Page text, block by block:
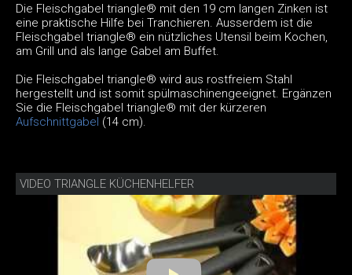
Die Fleischgabel triangle® mit den 19 cm langen Zinken ist
eine praktische Hilfe bei Tranchieren. Ausserdem ist die
Fleischgabel triangle® ein nützliches Utensil beim Kochen,
am Grill und als lange Gabel am Buffet.
Die Fleischgabel triangle® wird aus rostfreiem Stahl
hergestellt und ist somit spülmaschinengeeignet. Ergänzen
Sie die Fleischgabel triangle® mit der kürzeren
Aufschnittgabel (14 cm).
VIDEO TRIANGLE KÜCHENHELFER